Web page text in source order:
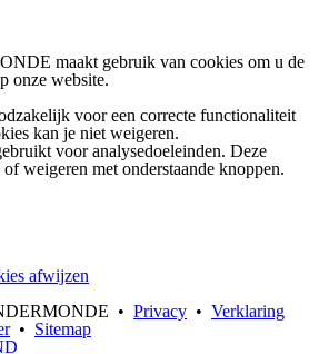
maakt gebruik van cookies om u de
onze website.
voor een correcte functionaliteit
kan je niet weigeren.
voor analysedoeleinden. Deze
weigeren met onderstaande knoppen.
afwijzen
• Privacy • Verklaring
• Sitemap